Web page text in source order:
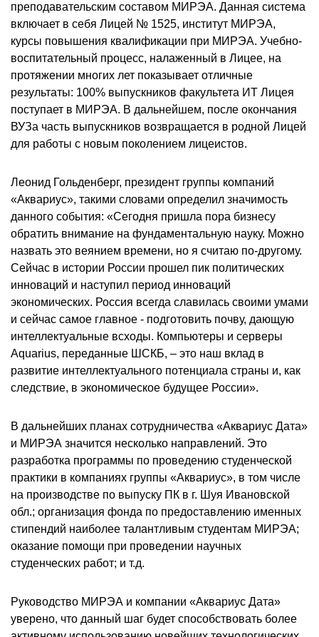
преподавательским составом МИРЭА. Данная система
включает в себя Лицей № 1525, институт МИРЭА,
курсы повышения квалификации при МИРЭА. Учебно-
воспитательный процесс, налаженный в Лицее, на
протяжении многих лет показывает отличные
результаты: 100% выпускников факультета ИТ Лицея
поступает в МИРЭА. В дальнейшем, после окончания
ВУЗа часть выпускников возвращается в родной Лицей
для работы с новым поколением лицеистов.
Леонид Гольденберг, президент группы компаний
«Аквариус», такими словами определил значимость
данного события: «Сегодня пришла пора бизнесу
обратить внимание на фундаментальную науку. Можно
назвать это веянием времени, но я считаю по-другому.
Сейчас в истории России прошел пик политических
инноваций и наступил период инноваций
экономических. Россия всегда славилась своими умами
и сейчас самое главное - подготовить почву, дающую
интеллектуальные всходы. Компьютеры и серверы
Aquarius, переданные ШСКБ, – это наш вклад в
развитие интеллектуального потенциала страны и, как
следствие, в экономическое будущее России».
В дальнейших планах сотрудничества «Аквариус Дата»
и МИРЭА значится несколько направлений. Это
разработка программы по проведению студенческой
практики в компаниях группы «Аквариус», в том числе
на производстве по выпуску ПК в г. Шуя Ивановской
обл.; организация фонда по предоставлению именных
стипендий наиболее талантливым студентам МИРЭА;
оказание помощи при проведении научных
студенческих работ; и т.д.
Руководство МИРЭА и компании «Аквариус Дата»
уверено, что данный шаг будет способствовать более